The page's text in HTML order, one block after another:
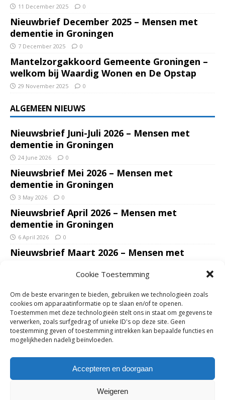
Cookie Toestemming
Om de beste ervaringen te bieden, gebruiken we technologieën zoals
cookies om apparaatinformatie op te slaan en/of te openen.
Toestemmen met deze technologieën stelt ons in staat om gegevens te
verwerken, zoals surfgedrag of unieke ID's op deze site. Geen
toestemming geven of toestemming intrekken kan bepaalde functies en
mogelijkheden nadelig beïnvloeden.
Accepteren en doorgaan
Weigeren
11 December 2025 0
Nieuwbrief December 2025 – Mensen met
dementie in Groningen
7 December 2025 0
Mantelzorgakkoord Gemeente Groningen –
welkom bij Waardig Wonen en De Opstap
29 November 2025 0
ALGEMEEN NIEUWS
Nieuwsbrief Juni-Juli 2026 – Mensen met
dementie in Groningen
24 June 2026 0
Nieuwsbrief Mei 2026 – Mensen met
dementie in Groningen
3 May 2026 0
Nieuwsbrief April 2026 – Mensen met
dementie in Groningen
6 April 2026 0
Nieuwsbrief Maart 2026 – Mensen met
Nieuwsbrief Januari – Februari 2026 – Mensen
met dementie in Groningen
7 February 2026 0
Ondersteun mantelzorgers – gun hun een
adempauze in De Opstap. Inzamelingsactie
voor De Opstap gestart op GoFundMe
0